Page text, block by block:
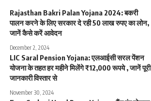
Rajasthan Bakri Palan Yojana 2024: बकरी
पालन करने के लिए सरकार दे रही 50 लाख रुपए का लोन,
जानें कैसे करें आवेदन
December 2, 2024
LIC Saral Pension Yojana: एलआईसी सरल पेंशन
योजना के तहत हर महीने मिलेंगे ₹12,000 रूपये , जानें पूरी
जानकारी विस्तार से
November 30, 2024